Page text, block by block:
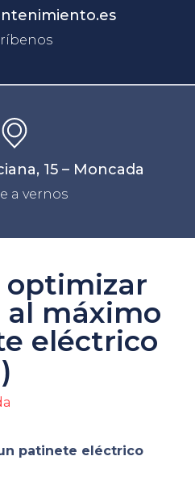
15 – Moncada
a vernos
optimizar
al máximo
eléctrico
patinete eléctrico